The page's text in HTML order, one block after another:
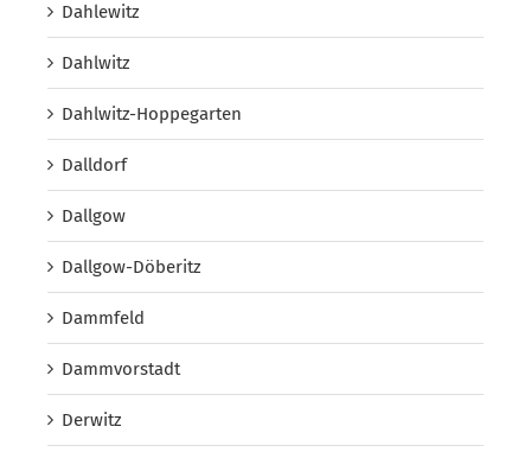
Dahlewitz
Dahlwitz
Dahlwitz-Hoppegarten
Dalldorf
Dallgow
Dallgow-Döberitz
Dammfeld
Dammvorstadt
Derwitz